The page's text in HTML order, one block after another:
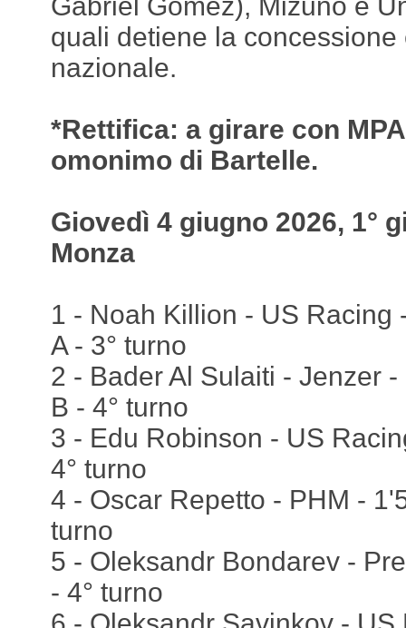
Gabriel Gomez), Mizuno e
quali detiene la
nazionale.
*Rettifica: a girare con
omonimo di Bartelle.
Giovedì 4 giugno 2026, 1°
Monza
1 - Noah Killion - US Racing
A - 3° turno
2 - Bader Al Sulaiti - Jenzer
B - 4° turno
3 - Edu Robinson - US
4° turno
4 - Oscar Repetto - PHM -
turno
5 - Oleksandr Bondarev -
- 4° turno